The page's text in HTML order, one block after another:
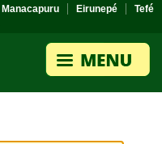
Manacapuru Eirunepé
Tefé